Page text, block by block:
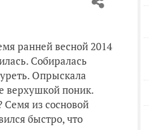
ранней весной 2014
Собиралась
Опрыскала
верхушкой поник.
из сосновой
быстро, что